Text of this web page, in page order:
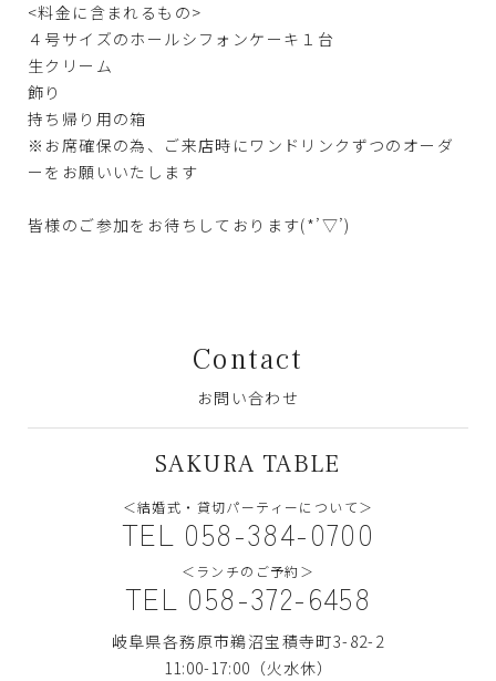
<料金に含まれるもの>
４号サイズのホールシフォンケーキ１台
生クリーム
飾り
持ち帰り用の箱
※お席確保の為、ご来店時にワンドリンクずつのオーダ
ーをお願いいたします
皆様のご参加をお待ちしております(*’▽’)
Contact
お問い合わせ
SAKURA TABLE
＜結婚式・貸切パーティーについて＞
TEL 058-384-0700
＜ランチのご予約＞
TEL 058-372-6458
岐阜県各務原市鵜沼宝積寺町3-82-2
11:00-17:00（火水休）